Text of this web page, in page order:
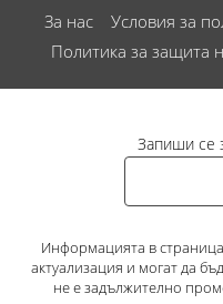
За нас Условия за
Политика за защита
Запиши се
Информацията в
актуализация и могат да
не е задължително